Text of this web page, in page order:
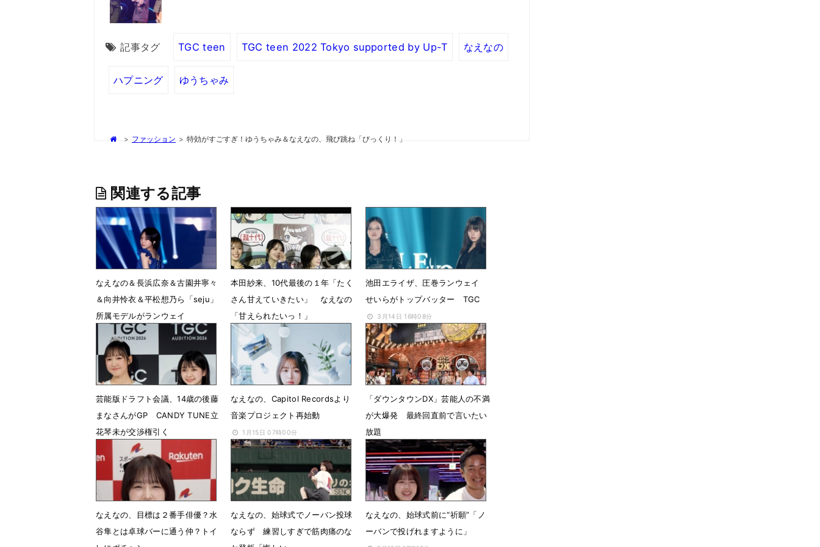
記事タグ TGC teen TGC teen 2022 Tokyo supported by Up-T なえなの
ハプニング ゆうちゃみ
> ファッション > 特効がすごすぎ！ゆうちゃみ＆なえなの、飛び跳ね「びっくり！」
関連する記事
なえなの＆長浜広奈＆古園井寧々
＆向井怜衣＆平松想乃ら「seju」
所属モデルがランウェイ
4月1日 11時38分
本田紗来、10代最後の１年「たく
さん甘えていきたい」 なえなの
「甘えられたいっ！」
3月31日 19時10分
池田エライザ、圧巻ランウェイ
せいらがトップバッター TGC
3月14日 16時08分
芸能版ドラフト会議、14歳の後藤
まなさんがGP CANDY TUNE立
花琴未が交渉権引く
2月3日 07時09分
なえなの、Capitol Recordsより
音楽プロジェクト再始動
1月15日 07時00分
「ダウンタウンDX」芸能人の不満
が大爆発 最終回直前で言いたい
放題
6月18日 18時23分
なえなの、目標は２番手俳優？水
谷隼とは卓球バーに通う仲？トイ
なえなの、始球式でノーバン投球
ならず 練習しすぎで筋肉痛のな
なえなの、始球式前に“祈願”「ノ
ーバンで投げれますように」